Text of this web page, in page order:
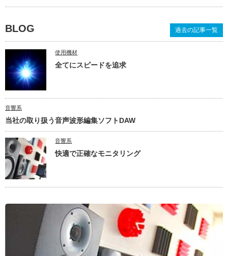
BLOG
使用機材
全てにスピードを追求
音響系
当社の取り扱う音声波形編集ソフトDAW
音響系
快適で正確なモニタリング
過去の記事一覧